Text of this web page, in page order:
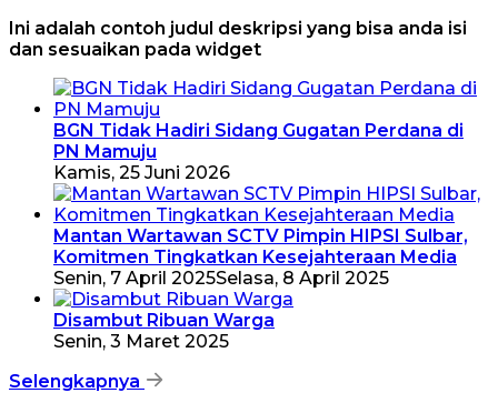
Ini adalah contoh judul deskripsi yang bisa anda isi
dan sesuaikan pada widget
BGN Tidak Hadiri Sidang Gugatan Perdana di
PN Mamuju
Kamis, 25 Juni 2026
Mantan Wartawan SCTV Pimpin HIPSI Sulbar,
Komitmen Tingkatkan Kesejahteraan Media
Senin, 7 April 2025Selasa, 8 April 2025
Disambut Ribuan Warga
Senin, 3 Maret 2025
Selengkapnya